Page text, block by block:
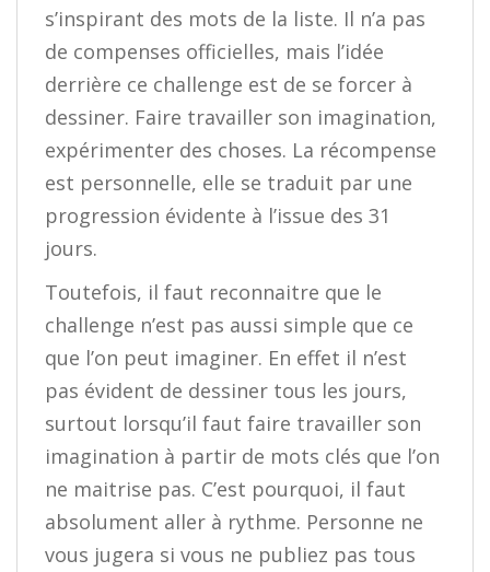
s’inspirant des mots de la liste. Il n’a pas
de compenses officielles, mais l’idée
derrière ce challenge est de se forcer à
dessiner. Faire travailler son imagination,
expérimenter des choses. La récompense
est personnelle, elle se traduit par une
progression évidente à l’issue des 31
jours.
Toutefois, il faut reconnaitre que le
challenge n’est pas aussi simple que ce
que l’on peut imaginer. En effet il n’est
pas évident de dessiner tous les jours,
surtout lorsqu’il faut faire travailler son
imagination à partir de mots clés que l’on
ne maitrise pas. C’est pourquoi, il faut
absolument aller à rythme. Personne ne
vous jugera si vous ne publiez pas tous